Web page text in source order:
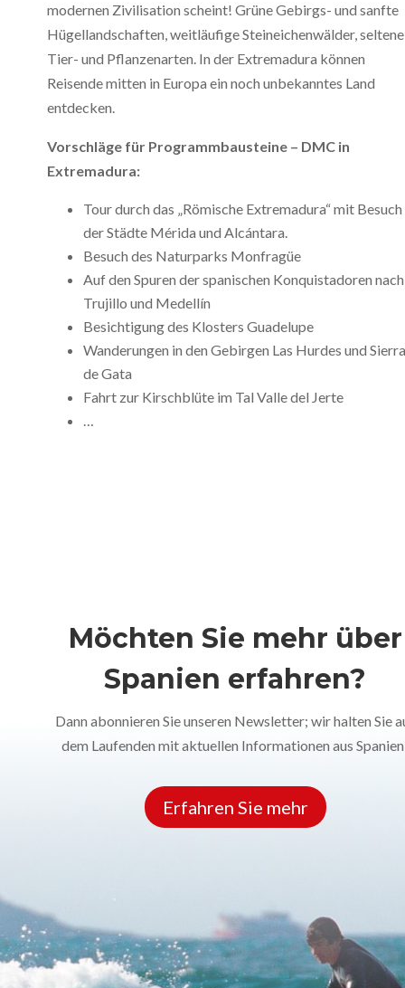
modernen Zivilisation scheint! Grüne Gebirgs- und sanfte
Hügellandschaften, weitläufige Steineichenwälder, seltene
Tier- und Pflanzenarten. In der Extremadura können
Reisende mitten in Europa ein noch unbekanntes Land
entdecken.
Vorschläge für Programmbausteine – DMC in
Extremadura:
Tour durch das „Römische Extremadura“ mit Besuch
der Städte Mérida und Alcántara.
Besuch des Naturparks Monfragüe
Auf den Spuren der spanischen Konquistadoren nach
Trujillo und Medellín
Besichtigung des Klosters Guadelupe
Wanderungen in den Gebirgen Las Hurdes und Sierra
de Gata
Fahrt zur Kirschblüte im Tal Valle del Jerte
…
Möchten Sie mehr über
Spanien erfahren?
Dann abonnieren Sie unseren Newsletter; wir halten Sie
dem Laufenden mit aktuellen Informationen aus
Erfahren Sie mehr